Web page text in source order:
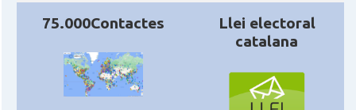
Catalans a SHEFFIELD
CAMON Catalans a SOUTHAMPTON
75.000Contactes
Llei electoral
catalana